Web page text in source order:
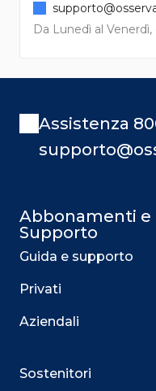
Da Lunedì al Venerdì,
Assistenza
Abbonamenti e
Supporto
Guida e supporto
Privati
Aziendali
Sostenitori